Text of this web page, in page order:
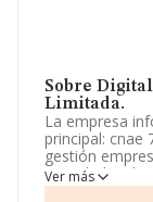
Sobre
Limitada.
La empresa
principal: cnae
gestión
actividades de
actividades de
Ver más